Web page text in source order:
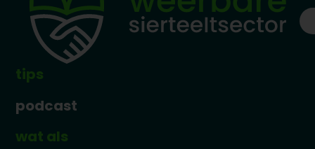
tips
podcast
wat als